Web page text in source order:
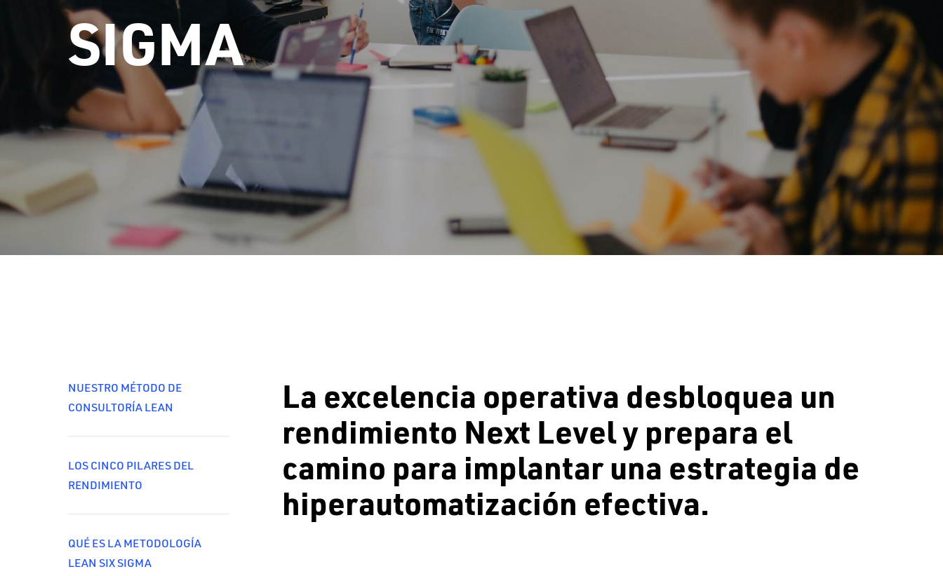
SIGMA
NUESTRO MÉTODO DE
CONSULTORÍA LEAN
LOS CINCO PILARES DEL
RENDIMIENTO
QUÉ ES LA METODOLOGÍA
LEAN SIX SIGMA
La excelencia operativa desbloquea un
rendimiento Next Level y prepara el
camino para implantar una estrategia de
hiperautomatización efectiva.